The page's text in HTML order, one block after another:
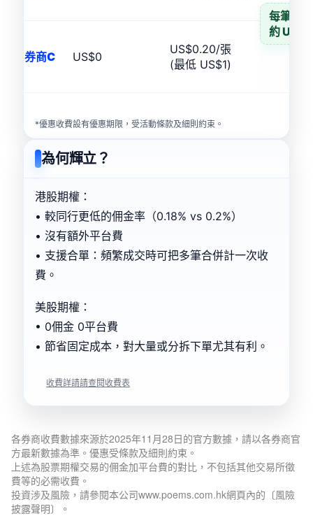
每筆最
約
券商C US$0
US$0.20/張
(最低 US$1)
*優惠收費設有優惠期限，受活動條款及細則約束。
為何輝立？
港股期權：
• 較同行更低的佣金率（0.18% vs 0.2%）
• 沒有額外平台費
• 支援合單：頻繁成交時可把多筆合併計一次收
費。
美股期權：
• 0佣金 0平台費
• 節省固定成本，對大量或分拆下單尤其有利。
收費詳請請查閱收費表
各券商收費數據來源於2025年11月28日的官方數據，請以各券商官
方最新數據為準。優惠受條款及細則約束。
上述為股票期權交易的佣金加平台費的對比，不包括其他交易所徵
費等的必需收費。
投資涉及風險，請參閱本公司www.poems.com.hk網頁內的〔風險
披露聲明〕。